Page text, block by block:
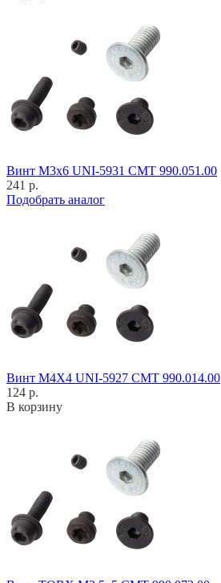
Винт M3x6 UNI-5931 CMT 990.051.00
241 р.
Подобрать аналог
Винт M4X4 UNI-5927 CMT 990.014.00
124 р.
В корзину